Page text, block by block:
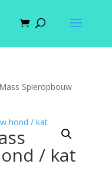
Spieropbouw
/ kat